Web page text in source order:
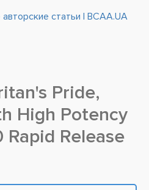
в необходимости и
статьи | BCAA.UA
Pride,
High Potency
Release